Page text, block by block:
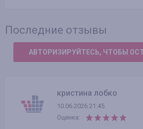
Последние отзывы
АВТОРИЗИРУЙТЕСЬ, ЧТОБЫ
кристина лобко
10.06.2026 21:45
Оценка: